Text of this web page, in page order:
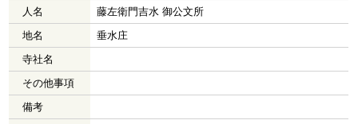
人名
藤左衛門吉水 御公文所
地名
垂水庄
寺社名
その他事項
備考